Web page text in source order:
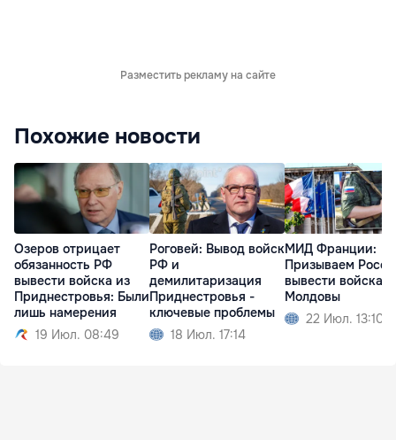
Разместить рекламу на сайте
Похожие новости
Озеров отрицает
обязанность РФ
вывести войска из
Приднестровья: Были
лишь намерения
19 Июл. 08:49
Роговей: Вывод войск
РФ и
демилитаризация
Приднестровья -
ключевые проблемы
18 Июл. 17:14
МИД Франции:
Призываем
вывести войска
Молдовы
22 Июл. 13:10